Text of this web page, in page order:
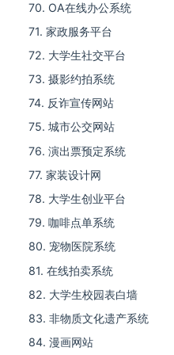
70. OA在线办公系统
71. 家政服务平台
72. 大学生社交平台
73. 摄影约拍系统
74. 反诈宣传网站
75. 城市公交网站
76. 演出票预定系统
77. 家装设计网
78. 大学生创业平台
79. 咖啡点单系统
80. 宠物医院系统
81. 在线拍卖系统
82. 大学生校园表白墙
83. 非物质文化遗产系统
84. 漫画网站